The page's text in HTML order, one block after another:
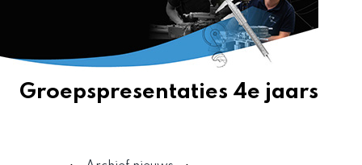
Groepspresentaties 4e jaars